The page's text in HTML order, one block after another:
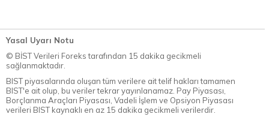
Yasal Uyarı Notu
© BİST Verileri Foreks tarafından 15 dakika gecikmeli
sağlanmaktadır.
BIST piyasalarında oluşan tüm verilere ait telif hakları tamamen
BIST'e ait olup, bu veriler tekrar yayınlanamaz. Pay Piyasası,
Borçlanma Araçları Piyasası, Vadeli İşlem ve Opsiyon Piyasası
verileri BIST kaynaklı en az 15 dakika gecikmeli verilerdir.